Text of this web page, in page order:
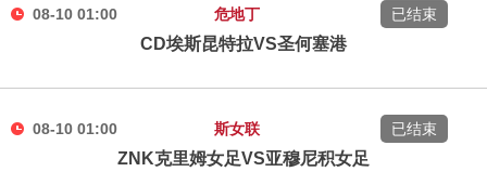
08-10 01:00 危地丁
CD埃斯昆特拉VS圣何塞港
已结束
08-10 01:00 斯女联
ZNK克里姆女足VS亚穆尼积女足
已结束